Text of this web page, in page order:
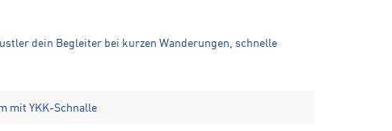
dein Begleiter bei kurzen Wanderungen, schnelle
mit YKK-Schnalle